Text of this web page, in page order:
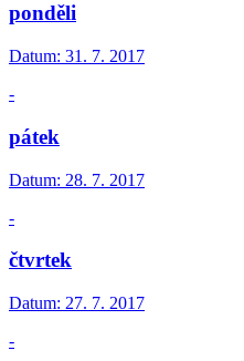
ponděli
Datum: 31. 7. 2017
-
pátek
Datum: 28. 7. 2017
-
čtvrtek
Datum: 27. 7. 2017
-